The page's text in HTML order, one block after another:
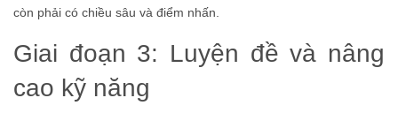
còn phải có chiều sâu và điểm nhấn.
Giai đoạn 3: Luyện đề và nâng
cao kỹ năng